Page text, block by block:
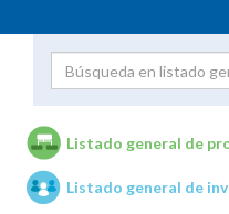
Unidades de
Listado general de
Listado general de